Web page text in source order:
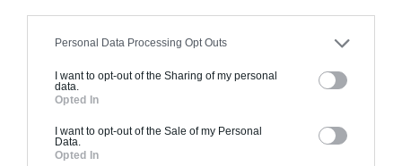
Personal Data Processing Opt Outs
I want to opt-out of the Sharing of my personal
data.
Opted In
I want to opt-out of the Sale of my Personal
Data.
Opted In
peut varier de quelques semaines à plusieurs mois,
fonction de la complexité du projet et de la zone concernée
(site classé, zone protégée, etc.).